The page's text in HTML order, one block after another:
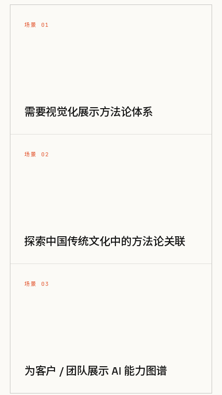
场景 01
需要视觉化展示方法论体系
场景 02
探索中国传统文化中的方法论关联
场景 03
为客户 / 团队展示 AI 能力图谱